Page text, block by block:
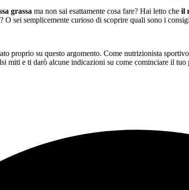
grassa ma non sai esattamente cosa fare? Hai letto che il
sei semplicemente curioso di scoprire quali sono i
proprio su questo argomento. Come nutrizionista
miti e ti darò alcune indicazioni su come cominciare il tuo